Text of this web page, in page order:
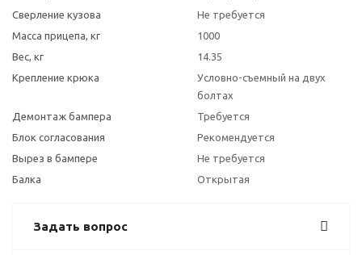
Сверление кузова
Не требуется
Масса прицепа, кг
1000
Вес, кг
14.35
Крепление крюка
Условно-съемный на двух
болтах
Демонтаж бампера
Требуется
Блок согласования
Рекомендуется
Вырез в бампере
Не требуется
Балка
Открытая
Задать вопрос